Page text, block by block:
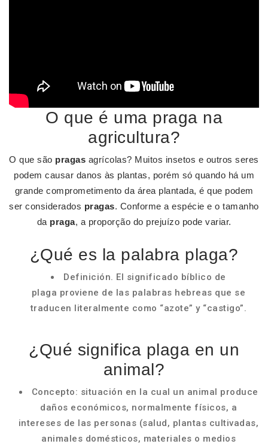
O que é uma praga na
agricultura?
O que são pragas agrícolas? Muitos insetos e outros seres
podem causar danos às plantas, porém só quando há um
grande comprometimento da área plantada, é que podem
ser considerados pragas. Conforme a espécie e o tamanho
da praga, a proporção do prejuízo pode variar.
¿Qué es la palabra plaga?
Definición. El significado bíblico de
plaga proviene de las palabras hebreas que se
traducen literalmente como “azote” y “castigo”.
¿Qué significa plaga en un
animal?
Concepto: situación en la cual un animal produce
daños económicos, normalmente físicos, a
intereses de las personas (salud, plantas cultivadas,
animales domésticos, materiales o medios